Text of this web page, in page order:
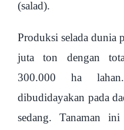
(salad).
Produksi selada dunia
juta ton dengan
300.000 ha
dibudidayakan pada
sedang. Tanaman